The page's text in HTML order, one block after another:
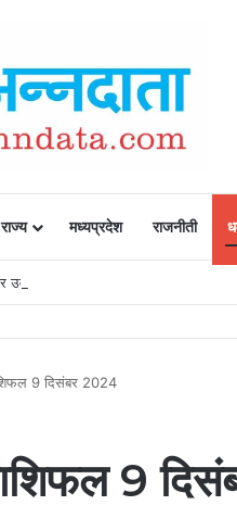
राज्य मध्यप्रदेश राजनीती
की समय पर उपलब्धता से किसानों में
9 दिसंबर 2024
9